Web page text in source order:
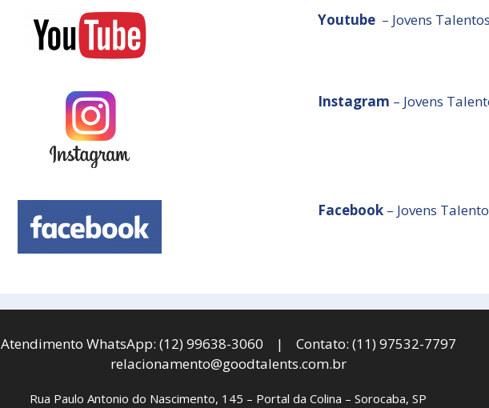
Youtube – Jovens
Instagram – Jovens
Facebook – Jovens
Atendimento WhatsApp: (12) 99638-3060 | Contato: (11) 97532-7797
relacionamento@goodtalents.com.br
Rua Paulo Antonio do Nascimento, 145 – Portal da Colina – Sorocaba, SP